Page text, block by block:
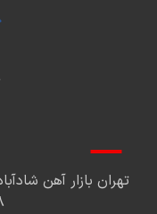
تهران بازار آهن